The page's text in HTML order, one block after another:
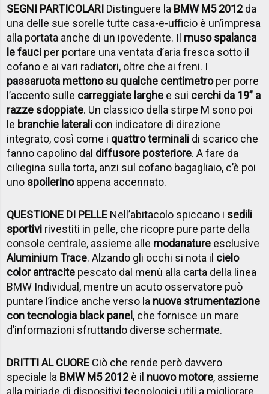
SEGNI PARTICOLARI Distinguere la BMW M5 2012 da
una delle sue sorelle tutte casa-e-ufficio è un’impresa
alla portata anche di un ipovedente. Il muso spalanca
le fauci per portare una ventata d’aria fresca sotto il
cofano e ai vari radiatori, oltre che ai freni. I
passaruota mettono su qualche centimetroper porre
l’accento sulle carreggiate larghe e sui cerchi da 19” a
razze sdoppiate. Un classico della stirpe M sono poi
le branchie laterali con indicatore di direzione
integrato, così come i quattro terminali di scarico che
fanno capolino dal diffusore posteriore. A fare da
ciliegina sulla torta, anzi sul cofano bagagliaio, c’è poi
uno spoilerinoappena accennato.
QUESTIONE DI PELLE Nell’abitacolo spiccano i sedili
sportivi rivestiti in pelle, che ricopre pure parte della
console centrale, assieme alle modanature esclusive
Aluminium Trace. Alzando gli occhi si nota il cielo
color antracite pescato dal menù alla carta della linea
BMW Individual, mentre un acuto osservatore può
puntare l’indice anche verso la nuova strumentazione
con tecnologia black panel, che fornisce un mare
d’informazioni sfruttando diverse schermate.
DRITTI AL CUORE Ciò che rende però davvero
speciale la BMW M5 2012 è il nuovo motore, assieme
alla miriade di dispositivi tecnologici utili a migliorare